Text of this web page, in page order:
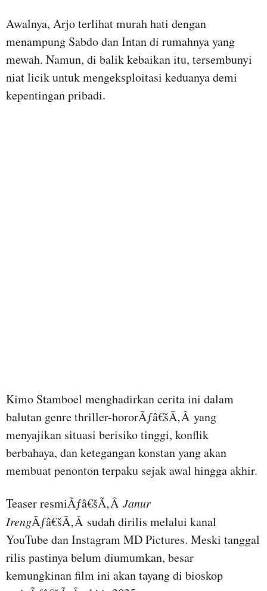
Awalnya, Arjo terlihat murah hati dengan
menampung Sabdo dan Intan di rumahnya yang
mewah. Namun, di balik kebaikan itu, tersembunyi
niat licik untuk mengeksploitasi keduanya demi
kepentingan pribadi.
Kimo Stamboel menghadirkan cerita ini dalam
balutan genre thriller-hororÃƒâ€šÃ‚Â yang
menyajikan situasi berisiko tinggi, konflik
berbahaya, dan ketegangan konstan yang akan
membuat penonton terpaku sejak awal hingga akhir.
Teaser resmiÃƒâ€šÃ‚Â Janur
IrengÃƒâ€šÃ‚Â sudah dirilis melalui kanal
YouTube dan Instagram MD Pictures. Meski tanggal
rilis pastinya belum diumumkan, besar
kemungkinan film ini akan tayang di bioskop